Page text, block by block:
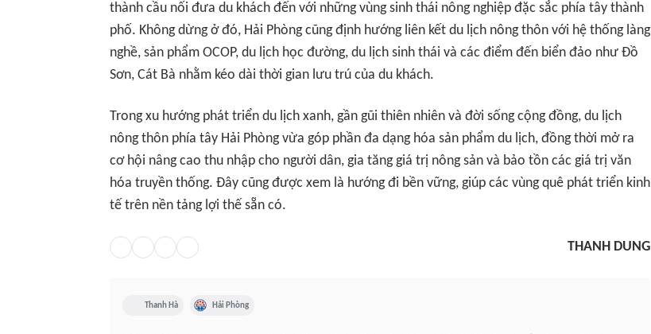
thành cầu nối đưa du khách đến với những vùng sinh thái nông nghiệp đặc sắc phía tây thành
phố. Không dừng ở đó, Hải Phòng cũng định hướng liên kết du lịch nông thôn với hệ thống làng
nghề, sản phẩm OCOP, du lịch học đường, du lịch sinh thái và các điểm đến biển đảo như Đồ
Sơn, Cát Bà nhằm kéo dài thời gian lưu trú của du khách.
Trong xu hướng phát triển du lịch xanh, gần gũi thiên nhiên và đời sống cộng đồng, du lịch
nông thôn phía tây Hải Phòng vừa góp phần đa dạng hóa sản phẩm du lịch, đồng thời mở ra
cơ hội nâng cao thu nhập cho người dân, gia tăng giá trị nông sản và bảo tồn các giá trị văn
hóa truyền thống. Đây cũng được xem là hướng đi bền vững, giúp các vùng quê phát triển kinh
tế trên nền tảng lợi thế sẵn có.
THANH DUNG
Thanh Hà Hải Phòng